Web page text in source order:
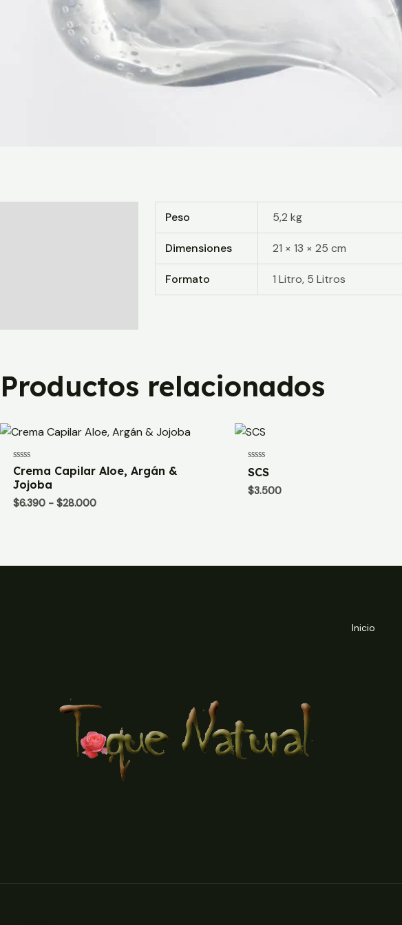
Peso 5,2 kg
Dimensiones 21 × 13 × 25 cm
Formato 1 Litro, 5 Litros
Productos relacionados
Valorado
con
0
5
Crema Capilar Aloe, Argán &
Jojoba
$6.390 - $28.000Rango
hasta
Valorado
con
0
de
SCS
$3.500
Inicio